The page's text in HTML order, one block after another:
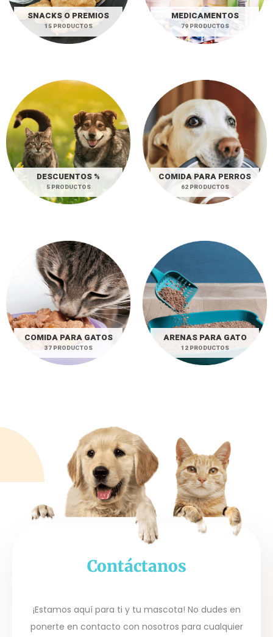
SNACKS O PREMIOS
15 PRODUCTOS
MEDICAMENTOS
79 PRODUCTOS
DESCUENTOS %
5 PRODUCTOS
COMIDA PARA PERROS
62 PRODUCTOS
COMIDA PARA GATOS
37 PRODUCTOS
ARENAS PARA GATO
12 PRODUCTOS
Contáctanos
¡Estamos aquí para ti y tu mascota! No dudes en
ponerte en contacto con nosotros para cualquier